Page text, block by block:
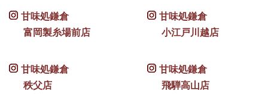
甘味処鎌倉
富岡製糸場前店
甘味処鎌倉
小江戸川越店
甘味処鎌倉
秩父店
甘味処鎌倉
飛騨高山店